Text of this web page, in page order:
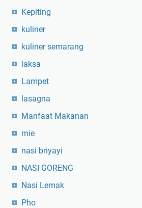
Kepiting
kuliner
kuliner semarang
laksa
Lampet
lasagna
Manfaat Makanan
mie
nasi briyayi
NASI GORENG
Nasi Lemak
Pho